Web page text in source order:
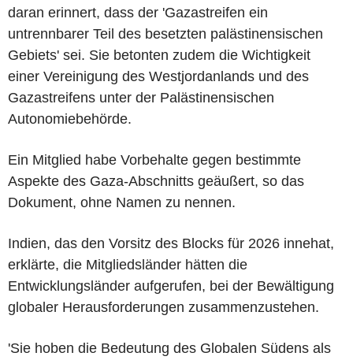
daran erinnert, dass der 'Gazastreifen ein
untrennbarer Teil des besetzten palästinensischen
Gebiets' sei. Sie betonten zudem die Wichtigkeit
einer Vereinigung des Westjordanlands und des
Gazastreifens unter der Palästinensischen
Autonomiebehörde.
Ein Mitglied habe Vorbehalte gegen bestimmte
Aspekte des Gaza-Abschnitts geäußert, so das
Dokument, ohne Namen zu nennen.
Indien, das den Vorsitz des Blocks für 2026 innehat,
erklärte, die Mitgliedsländer hätten die
Entwicklungsländer aufgerufen, bei der Bewältigung
globaler Herausforderungen zusammenzustehen.
'Sie hoben die Bedeutung des Globalen Südens als